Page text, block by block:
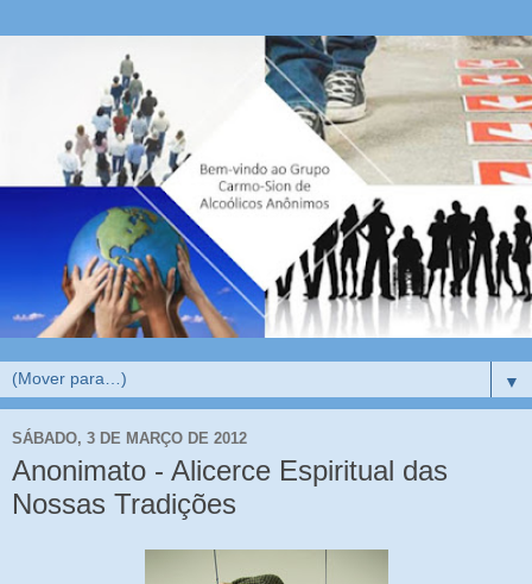
▼
SÁBADO, 3 DE MARÇO DE 2012
Anonimato - Alicerce Espiritual das
Nossas Tradições